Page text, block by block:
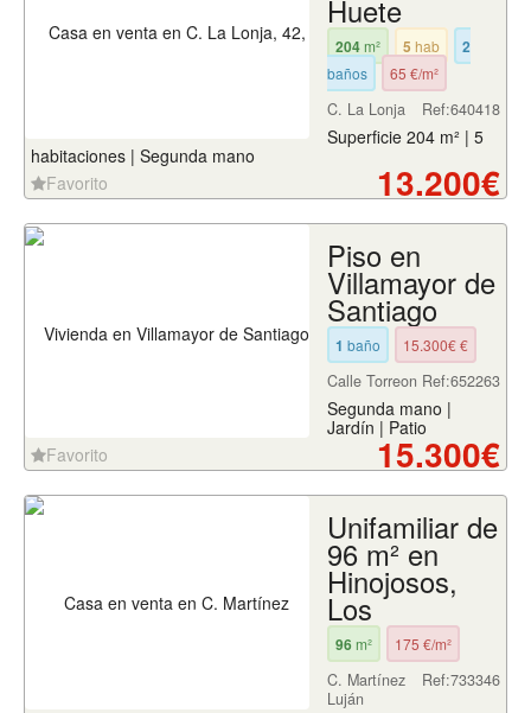
Huete
204m² 5 hab 2
baños 65 €/m²
Ref:640418
C. La Lonja
Superficie 204 m² | 5
habitaciones | Segunda mano
Favorito
13.200€
Piso en
Villamayor de
Santiago
1 baño 15.300€ €
Ref:652263
Calle Torreon
Segunda mano |
Jardín | Patio
Favorito
15.300€
Unifamiliar de
96 m² en
Hinojosos,
Los
96m² 175 €/m²
Ref:733346
C. Martínez
Luján